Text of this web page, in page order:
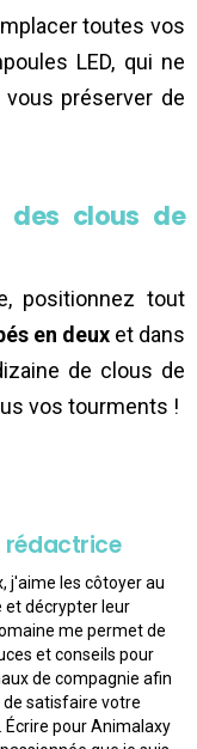
toutes vos
LED, qui ne
préserver de
des clous de
positionnez tout
en deuxet dans
de clous de
vos tourments !
rédactrice
j'aime les côtoyer au
et décrypter leur
me permet de
et conseils pour
de compagnie afin
satisfaire votre
Écrire pour Animalaxy